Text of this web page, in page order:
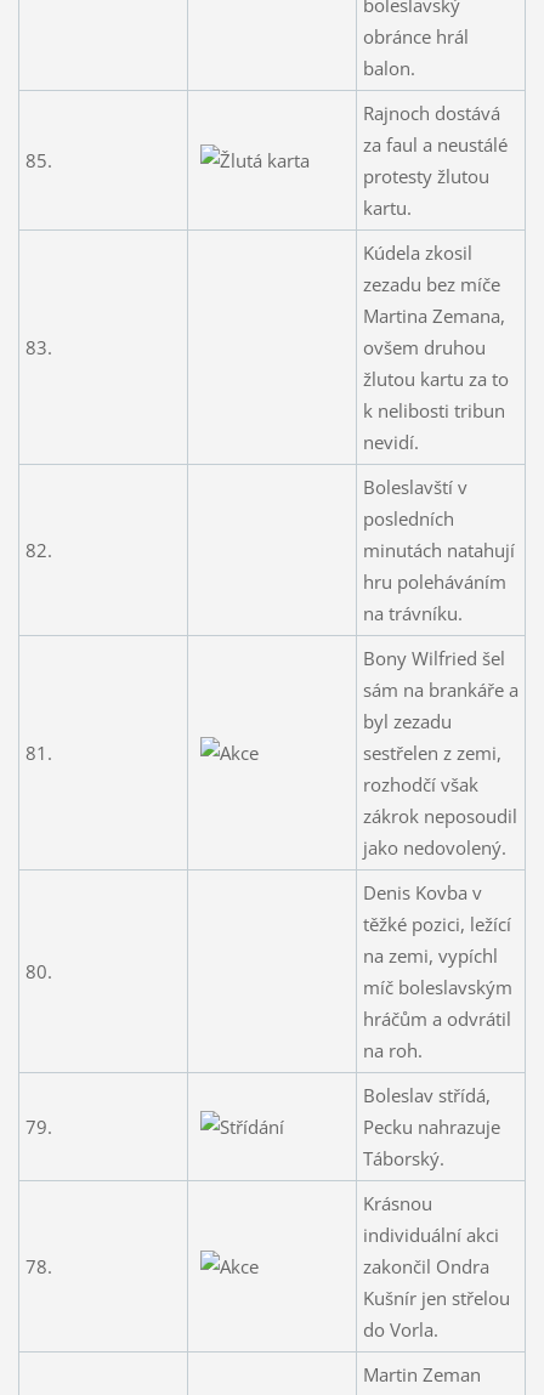
obránce hrál
balon.
85.
Rajnoch dostává
za faul a neustálé
protesty žlutou
kartu.
83.
Kúdela zkosil
zezadu bez míče
Martina Zemana,
ovšem druhou
žlutou kartu za to
k nelibosti tribun
nevidí.
82.
Boleslavští v
posledních
minutách natahují
hru poleháváním
na trávníku.
81.
Bony Wilfried šel
sám na brankáře a
byl zezadu
sestřelen z zemi,
rozhodčí však
zákrok neposoudil
jako nedovolený.
80.
Denis Kovba v
těžké pozici, ležící
na zemi, vypíchl
míč boleslavským
hráčům a odvrátil
na roh.
79.
Boleslav střídá,
Pecku nahrazuje
Táborský.
78.
Krásnou
individuální akci
zakončil Ondra
Kušnír jen střelou
do Vorla.
Martin Zeman